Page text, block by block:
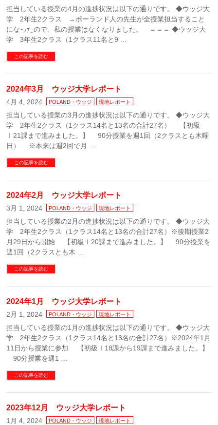
担当している授業の4月の進捗状況は以下の通りです。 ◆ウッジ大
学 2年生2クラス →ポーランド人の先生が全授業担当すること
になったので、私の授業はなくなりました。 ＝＝＝ ◆ウッジ大
学 3年生2クラス（1クラス11名と9 …
この記事を読む
2024年3月 ウッジ大学レポート
4月 4, 2024 POLAND・ウッジ 現地レポート
担当している授業の3月の進捗状況は以下の通りです。 ◆ウッジ大
学 2年生2クラス（1クラス14名と13名の合計27名） 【初級
Ⅰ21課まで進みました。】 90分授業を週1回（2クラスとも木曜
日） ※本来は週2回で月 …
この記事を読む
2024年2月 ウッジ大学レポート
3月 1, 2024 POLAND・ウッジ 現地レポート
担当している授業の2月の進捗状況は以下の通りです。 ◆ウッジ大
学 2年生2クラス（1クラス14名と13名の合計27名）※後期授業2
月29日から開始 【初級Ⅰ20課まで進みました。】 90分授業を
週1回（2クラスとも木 …
この記事を読む
2024年1月 ウッジ大学レポート
2月 1, 2024 POLAND・ウッジ 現地レポート
担当している授業の1月の進捗状況は以下の通りです。 ◆ウッジ大
学 2年生2クラス（1クラス14名と13名の合計27名）※2024年1月
11日から授業に参加 【初級Ⅰ18課から19課まで進みました。】
90分授業を週1 …
この記事を読む
2023年12月 ウッジ大学レポート
1月 4, 2024 POLAND・ウッジ 現地レポート